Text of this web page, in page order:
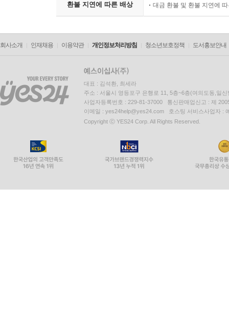
환불 지연에 따른 배상 대금 환불 및 환불 지연에
회사소개 인재채용 이용약관 개인정보처리방침 청소년보호정책 도서홍보안내
대표 : 김석환, 최세라
주소 : 서울시 영등포구 은행로 11, 5층~6층(여의도동,일신
사업자등록번호 : 229-81-37000 통신판매업신고 : 제
이메일 : yes24help@yes24.com 호스팅 서비스사업자 :
Copyright ⓒ YES24 Corp. All Rights Reserved.